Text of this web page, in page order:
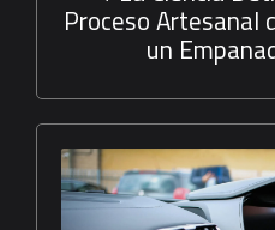
Proceso Artesanal
un